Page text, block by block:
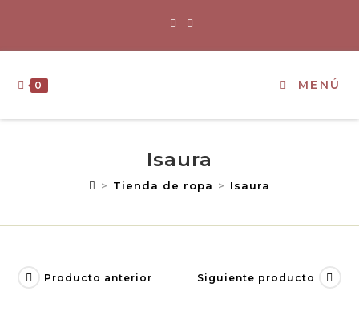
0 MENÚ
Isaura
> Tienda de ropa > Isaura
Producto anterior Siguiente producto